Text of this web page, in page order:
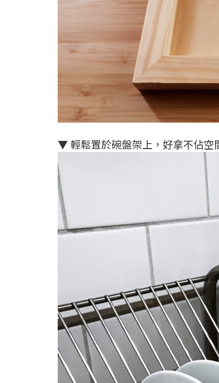
▼ 輕鬆置於碗盤架上，好拿不佔空